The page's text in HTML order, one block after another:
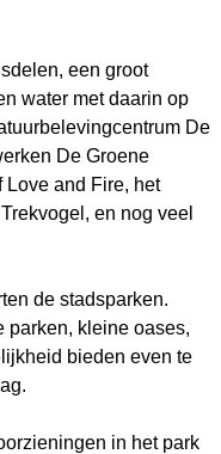
een groot
water met daarin op
De
De Groene
Love and Fire, het
en nog veel
de stadsparken.
parken, kleine oases,
bieden even te
in het park